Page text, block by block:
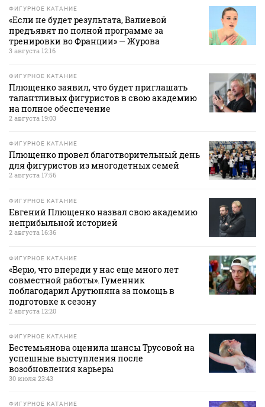
ФИГУРНОЕ КАТАНИЕ
«Если не будет результата, Валиевой
предъявят по полной программе за
тренировки во Франции» — Журова
3 августа 12:16
ФИГУРНОЕ КАТАНИЕ
Плющенко заявил, что будет приглашать
талантливых фигуристов в свою академию
на полное обеспечение
2 августа 19:03
ФИГУРНОЕ КАТАНИЕ
Плющенко провел благотворительный день
для фигуристов из многодетных семей
2 августа 17:56
ФИГУРНОЕ КАТАНИЕ
Евгений Плющенко назвал свою академию
неприбыльной историей
2 августа 16:36
ФИГУРНОЕ КАТАНИЕ
«Верю, что впереди у нас еще много лет
совместной работы». Гуменник
поблагодарил Арутюняна за помощь в
подготовке к сезону
2 августа 12:20
ФИГУРНОЕ КАТАНИЕ
Бестемьянова оценила шансы Трусовой на
успешные выступления после
возобновления карьеры
30 июля 23:43
ФИГУРНОЕ КАТАНИЕ